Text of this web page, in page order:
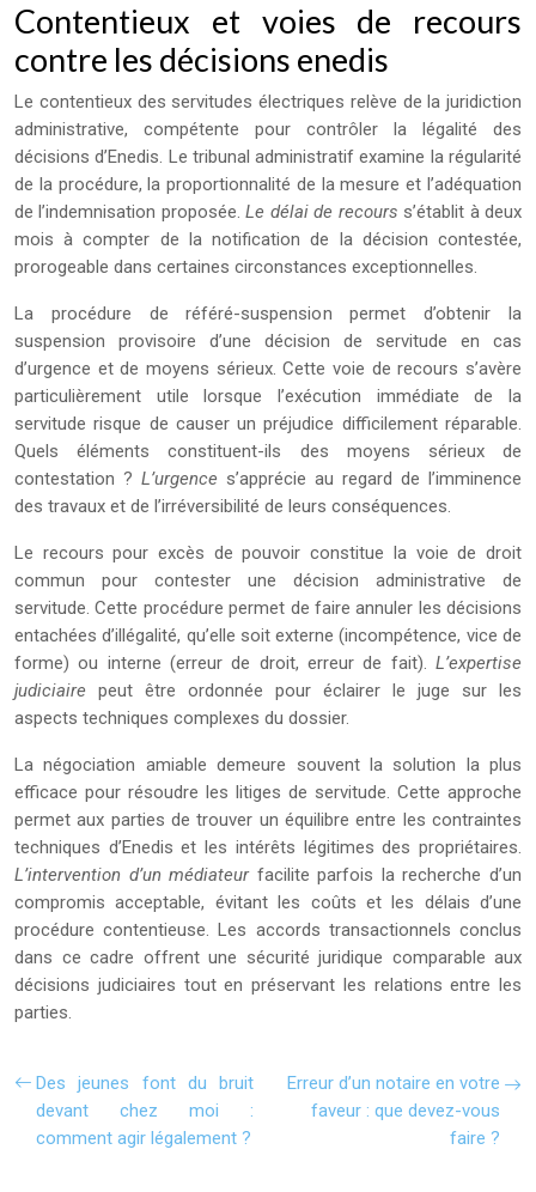
Contentieux et voies de recours
contre les décisions enedis
Le contentieux des servitudes électriques relève de la juridiction
administrative, compétente pour contrôler la légalité des
décisions d’Enedis. Le tribunal administratif examine la régularité
de la procédure, la proportionnalité de la mesure et l’adéquation
de l’indemnisation proposée.Le délai de recours s’établit à deux
mois à compter de la notification de la décision contestée,
prorogeable dans certaines circonstances exceptionnelles.
La procédure de référé-suspension permet d’obtenir la
suspension provisoire d’une décision de servitude en cas
d’urgence et de moyens sérieux. Cette voie de recours s’avère
particulièrement utile lorsque l’exécution immédiate de la
servitude risque de causer un préjudice difficilement réparable.
Quels éléments constituent-ils des moyens sérieux de
contestation ? L’urgence s’apprécie au regard de l’imminence
des travaux et de l’irréversibilité de leurs conséquences.
Le recours pour excès de pouvoir constitue la voie de droit
commun pour contester une décision administrative de
servitude. Cette procédure permet de faire annuler les décisions
entachées d’illégalité, qu’elle soit externe (incompétence, vice de
forme) ou interne (erreur de droit, erreur de fait). L’expertise
judiciaire peut être ordonnée pour éclairer le juge sur les
aspects techniques complexes du dossier.
La négociation amiable demeure souvent la solution la plus
efficace pour résoudre les litiges de servitude. Cette approche
permet aux parties de trouver un équilibre entre les contraintes
techniques d’Enedis et les intérêts légitimes des propriétaires.
L’intervention d’un médiateur facilite parfois la recherche d’un
compromis acceptable, évitant les coûts et les délais d’une
procédure contentieuse. Les accords transactionnels conclus
dans ce cadre offrent une sécurité juridique comparable aux
décisions judiciaires tout en préservant les relations entre les
parties.
Des jeunes font du bruit
devant chez moi :
comment agir légalement ?
Erreur d’un notaire en votre
faveur : que devez-vous
faire ?